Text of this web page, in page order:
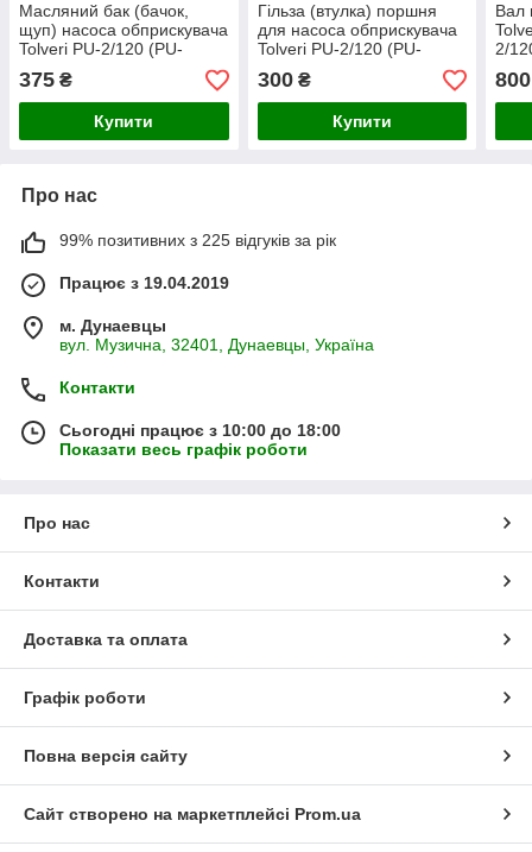
Масляний бак (бачок,
щуп) насоса обприскувача
Tolveri PU-2/120 (PU-
2/120-23) Польща
375 ₴
Купити
Гільза (втулка) поршня
для насоса обприскувача
Tolveri PU-2/120 (PU-
2/120-17) Польща
300₴
Купити
Вал
2/
800
Про нас
99% позитивних з 225 відгуків за рік
Працює з 19.04.2019
м. Дунаевцы
вул. Музична, 32401, Дунаевцы, Україна
Контакти
Сьогодні працює з 10:00 до 18:00
Показати весь графік роботи
Про нас
Контакти
Доставка та оплата
Графік роботи
Повна версія сайту
Сайт створено на маркетплейсі Prom.ua